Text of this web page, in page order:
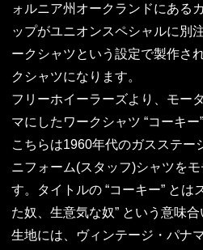
ォルニア州オークランドにある
ップがユニオンスペシャルに別
ークシャツという設定で製作さ
クシャツになります。
フリーホイーラーズより、モー
マにしたワークシャツ “コーキー
こちらは1960年代のガスステー
ニフォーム(スタッフ)シャツを
す。タイトルの “コーキー” とは
た奴、生意気な奴” という意味合
生地には、ヴィンテージ・パナ